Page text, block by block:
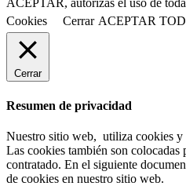
ACEPTAR, autorizas el uso de
Cookies
Cerrar ACEPTAR
Cerrar
Resumen de privacidad
Nuestro sitio web, utiliza cookies y
Las cookies también son colocadas
contratado. En el siguiente
de cookies en nuestro sitio web.